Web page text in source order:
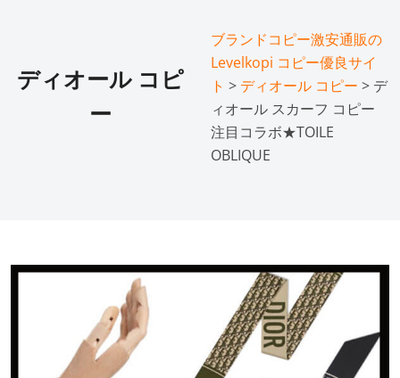
ディオール コピ
ー
ブランドコピー激安通販の
Levelkopi コピー優良サイ
ト > ディオール コピー > デ
ィオール スカーフ コピー
注目コラボ★TOILE
OBLIQUE